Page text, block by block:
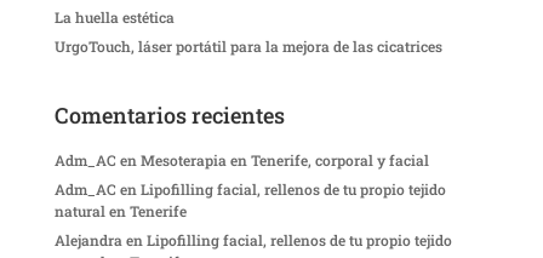
La huella estética
UrgoTouch, láser portátil para la mejora de las cicatrices
Comentarios recientes
Adm_AC enMesoterapia en Tenerife, corporal y facial
Adm_AC enLipofilling facial, rellenos de tu propio tejido
natural en Tenerife
AlejandraenLipofilling facial, rellenos de tu propio tejido